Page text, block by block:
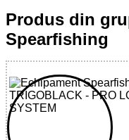
Produs din
Spearfishing